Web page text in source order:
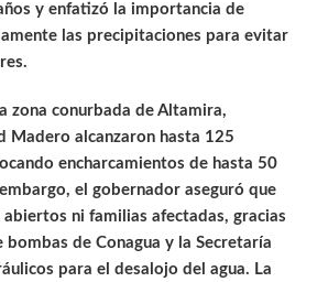
y enfatizó la importancia de
las precipitaciones para evitar
zona conurbada de Altamira,
Madero alcanzaron hasta 125
encharcamientos de hasta 50
el gobernador aseguró que
abiertos ni familias afectadas, gracias
bombas de Conagua y la Secretaría
para el desalojo del agua. La